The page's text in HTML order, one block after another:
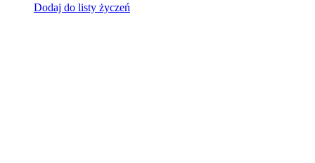
Dodaj do listy życzeń